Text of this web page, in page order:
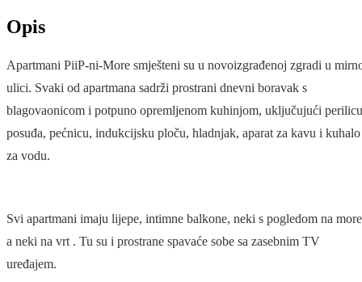
Opis
Apartmani PiiP-ni-More smješteni su u novoizgrađenoj zgradi u
ulici. Svaki od apartmana sadrži prostrani dnevni boravak s
blagovaonicom i potpuno opremljenom kuhinjom, uključujući perilicu
posuđa, pećnicu, indukcijsku ploču, hladnjak, aparat za kavu i kuhalo
za vodu.
Svi apartmani imaju lijepe, intimne balkone, neki s pogledom na
a neki na vrt . Tu su i prostrane spavaće sobe sa zasebnim TV
uređajem.